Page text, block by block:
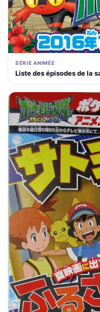
SÉRIE ANIMÉE
Liste des épisodes de la